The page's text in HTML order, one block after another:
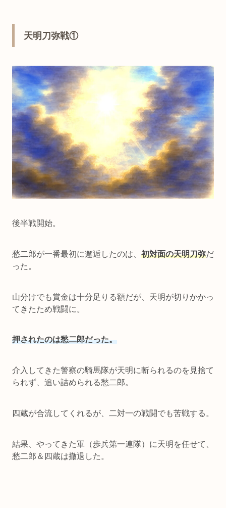
天明刀弥戦①
後半戦開始。
愁二郎が一番最初に邂逅したのは、 初対面の天明刀弥だ
った。
山分けでも賞金は十分足りる額だが、天明が切りかかっ
てきたため戦闘に。
押されたのは愁二郎だった。
介入してきた警察の騎馬隊が天明に斬られるのを見捨て
られず、追い詰められる愁二郎。
四蔵が合流してくれるが、二対一の戦闘でも苦戦する。
結果、やってきた軍（歩兵第一連隊）に天明を任せて、
愁二郎＆四蔵は撤退した。